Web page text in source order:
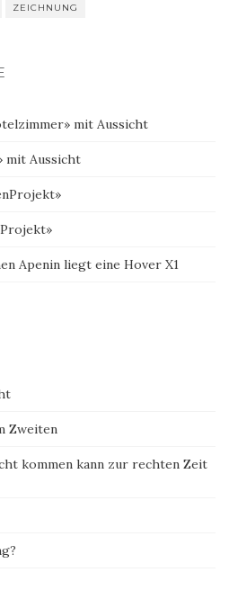
ZEICHNUNG
mit Aussicht
mit Aussicht
Apenin liegt eine Hover X1
Zweiten
kommen kann zur rechten Zeit